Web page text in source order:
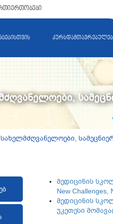
სახელმძღვანელოები,
მედიცინის
New Challenges,
მედიცინის
უკეთესი